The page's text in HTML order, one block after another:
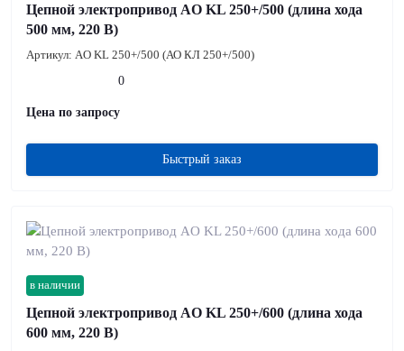
Цепной электропривод AO KL 250+/500 (длина хода
500 мм, 220 В)
Артикул: AO KL 250+/500 (АО КЛ 250+/500)
0
Цена по запросу
Быстрый заказ
в наличии
Цепной электропривод AO KL 250+/600 (длина хода
600 мм, 220 В)